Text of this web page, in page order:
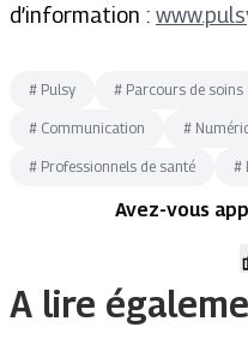
d’information :
# Pulsy # Parcours de soins
# Communication #
# Professionnels de santé #
Avez-vous
A lire